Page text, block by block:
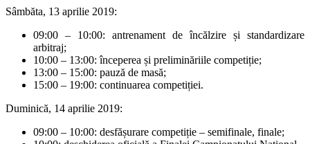
Sâmbăta, 13 aprilie 2019:
09:00 – 10:00: antrenament de încălzire și standardizare
arbitraj;
10:00 – 13:00: începerea și preliminăriile competiție;
13:00 – 15:00: pauză de masă;
15:00 – 19:00: continuarea competiției.
Duminică, 14 aprilie 2019:
09:00 – 10:00: desfășurare competiție – semifinale, finale;